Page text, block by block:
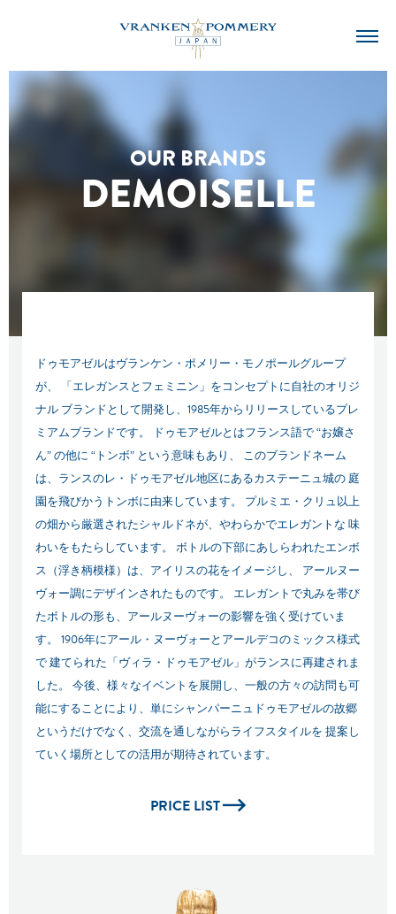
OUR BRANDS
DEMOISELLE
ドゥモアゼルはヴランケン・ポメリー・モノポールグループ
が、
「エレガンスとフェミニン」をコンセプトに自社のオリジ
ナル ブランドとして開発し、1985年からリリースしているプレ
ミアムブランドです。 ドゥモアゼルとはフランス語で “お嬢さ
ん” の他に “トンボ” という意味もあり、 このブランドネーム
は、ランスのレ・ドゥモアゼル地区にあるカステーニュ城の 庭
園を飛びかうトンボに由来しています。
プルミエ・クリュ以上
の畑から厳選されたシャルドネが、やわらかでエレガントな 味
わいをもたらしています。 ボトルの下部にあしらわれたエンボ
ス（浮き柄模様）は、アイリスの花をイメージし、 アールヌー
ヴォー調にデザインされたものです。
エレガントで丸みを帯び
たボトルの形も、アールヌーヴォーの影響を強く受けていま
す。 1906年にアール・ヌーヴォーとアールデコのミックス様式
で建てられた「ヴィラ・ドゥモアゼル」がランスに再建されま
した。 今後、様々なイベントを展開し、一般の方々の訪問も可
能にすることにより、単にシャンパーニュドゥモアゼルの故郷
というだけでなく、交流を通しながらライフスタイルを 提案し
ていく場所としての活用が期待されています。
PRICE LIST